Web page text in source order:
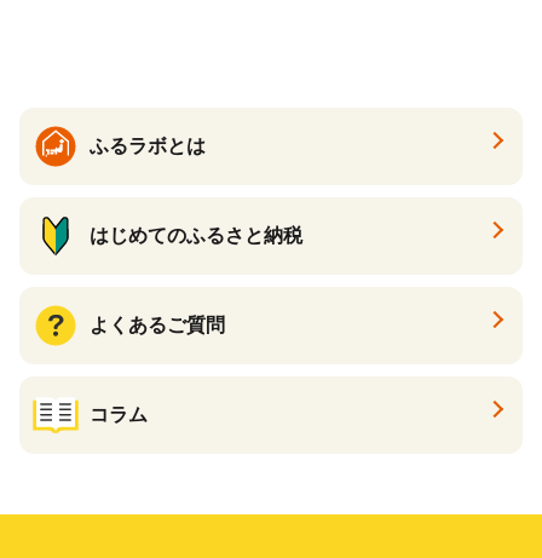
ふるラボとは
はじめてのふるさと納税
よくあるご質問
コラム